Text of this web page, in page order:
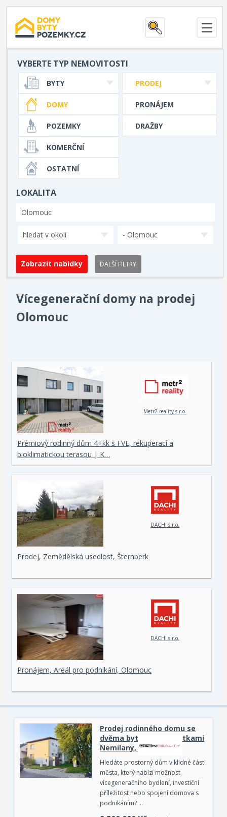
VYBERTE TYP NEMOVITOSTI
PRODEJ
PRONÁJEM
DRAŽBY
BYTY
DOMY
POZEMKY
KOMERČNÍ
OSTATNÍ
LOKALITA
hledat v okolí - Olomouc
DALŠÍ FILTRY
Vícegenerační domy na prodej
Olomouc
Metr2 reality s.r.o.
Prémiový rodinný dům 4+kk s FVE, rekuperací a
bioklimatickou terasou | K…
DACHI s.r.o.
Prodej, Zemědělská usedlost, Šternberk
DACHI s.r.o.
Pronájem, Areál pro podnikání, Olomouc
Prodej rodinného domu se
dvěma bytovými jednotkami
Nemilany, Olomouc
Hledáte prostorný dům v klidné části
města, který nabízí možnost
vícegeneračního bydlení, investiční
příležitost nebo spojení domova s
podnikáním? …